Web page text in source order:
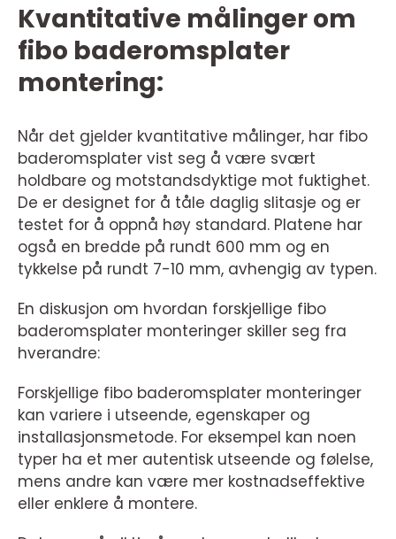
Kvantitative målinger om
fibo baderomsplater
montering:
Når det gjelder kvantitative målinger, har fibo
baderomsplater vist seg å være svært
holdbare og motstandsdyktige mot fuktighet.
De er designet for å tåle daglig slitasje og er
testet for å oppnå høy standard. Platene har
også en bredde på rundt 600 mm og en
tykkelse på rundt 7-10 mm, avhengig av typen.
En diskusjon om hvordan forskjellige fibo
baderomsplater monteringer skiller seg fra
hverandre:
Forskjellige fibo baderomsplater monteringer
kan variere i utseende, egenskaper og
installasjonsmetode. For eksempel kan noen
typer ha et mer autentisk utseende og følelse,
mens andre kan være mer kostnadseffektive
eller enklere å montere.